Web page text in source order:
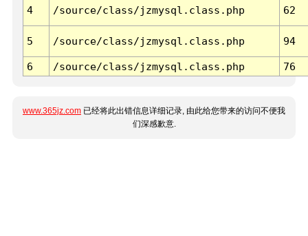
4 /source/class/jzmysql.class.php 62
5 /source/class/jzmysql.class.php 94
6 /source/class/jzmysql.class.php 76
www.365jz.com 已经将此出错信息详细记录, 由此给您带来的访问不便我
们深感歉意.